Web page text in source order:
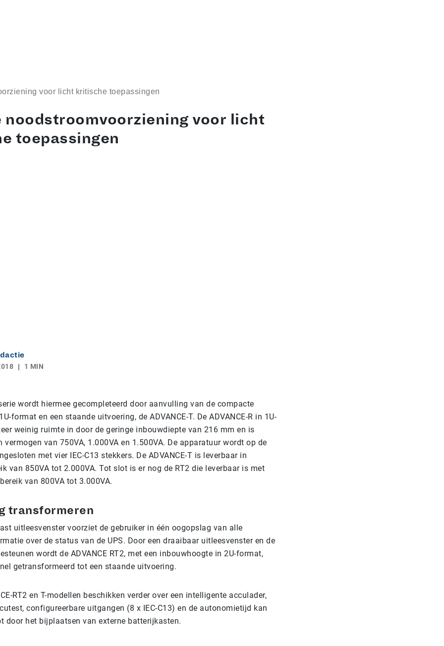
voor licht kritische toepassingen
noodstroomvoorziening voor licht
toepassingen
1 MIN
wordt hiermee gecompleteerd door aanvulling van de compacte
format en een staande uitvoering, de ADVANCE-T. De ADVANCE-R in 1U-
weinig ruimte in door de geringe inbouwdiepte van 216 mm en is
vermogen van 750VA, 1.000VA en 1.500VA. De apparatuur wordt op de
met vier IEC-C13 stekkers. De ADVANCE-T is leverbaar in
van 850VA tot 2.000VA. Tot slot is er nog de RT2 die leverbaar is met
van 800VA tot 3.000VA.
transformeren
uitleesvenster voorziet de gebruiker in één oogopslag van alle
over de status van de UPS. Door een draaibaar uitleesvenster en de
wordt de ADVANCE RT2, met een inbouwhoogte in 2U-format,
getransformeerd tot een staande uitvoering.
RT2 en T-modellen beschikken verder over een intelligente acculader,
configureerbare uitgangen (8 x IEC-C13) en de autonomietijd kan
door het bijplaatsen van externe batterijkasten.